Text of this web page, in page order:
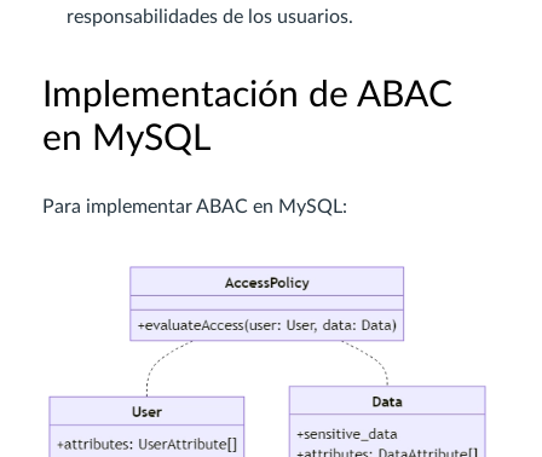
responsabilidades de los usuarios.
Implementación de ABAC
en MySQL
Para implementar ABAC en MySQL: